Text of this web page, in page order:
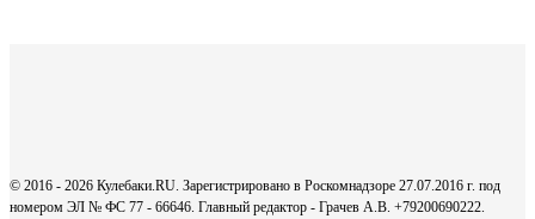
© 2016 - 2026 Кулебаки.RU. Зарегистрировано в Роскомнадзоре 27.07.2016 г. под
номером ЭЛ № ФС 77 - 66646. Главный редактор - Грачев А.В. +79200690222.